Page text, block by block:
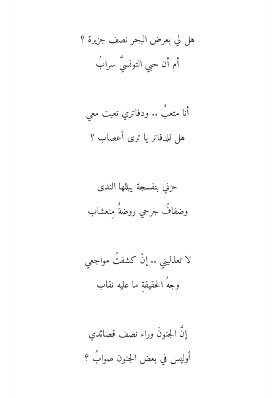
هل لي بعرض البحر نصف جزيرة ؟
أم أن حبي التونسيَّ سرابُ
أنا متعبٌ .. ودفاتري تعبت معي
هل للدفاتر يا ترى أعصاب ؟
حزني بنفسجة يبللها الندى
وضفافُ جرحي روضةٌ مِنعشاب
لا تعذليني .. إنْ كشفتُ مواجعي
وجهُ الحقيقةِ ما عليه نقاب
إنَّ الجنونَ وراء نصف قصائدي
أوليس في بعض الجنون صوابُ ؟